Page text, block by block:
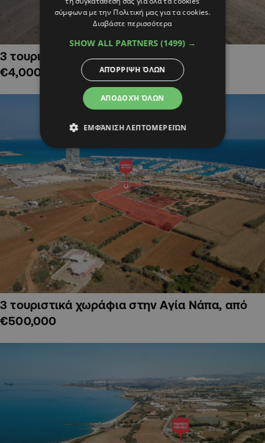
3 τουριστικά χωράφια στην Αλαμινό,
€4,000,000
3 τουριστικά χωράφια στην Αγία Νάπα, από
€500,000
σύμφωνα με την Πολιτική μας για τα cookies.
Διαβάστε περισσότερα
SHOW ALL PARTNERS (1499) →
ΑΠΟΔΟΧΉ ΌΛΩΝ
ΑΠΌΡΡΙΨΗ ΌΛΩΝ
ΕΜΦΆΝΙΣΗ ΛΕΠΤΟΜΕΡΕΙΏΝ